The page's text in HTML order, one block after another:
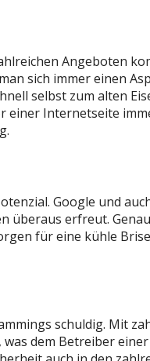
Angeboten
sich immer einen
selbst zum alten
einer Internetseite
Google und
erfreut.
für eine kühle
schuldig. Mit
dem Betreiber